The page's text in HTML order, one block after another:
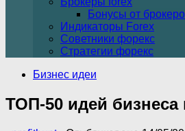
Бонусы от
Индикаторы Forex
Советники форекс
Стратегии форекс
Бизнес идеи
ТОП-50 идей